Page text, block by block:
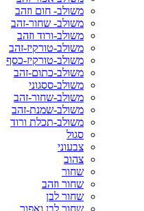
משולב- חום וזהב
משולב- שחור-זהב
משולב-ורוד וזהב
משולב-טורקיז-זהב
משולב-טורקיז-כסף
משולב-כתום-זהב
משולב-ססגוני
משולב-שחור-זהב
משולב-שמנת-זהב
משולב-תכלת ורוד
סגול
צבעוני
צהוב
שחור
שחור וזהב
שחור לבן
שחור לבן ואפור